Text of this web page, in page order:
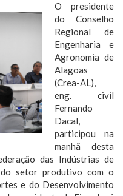
O presidente
do Conselho
Regional de
Engenharia e
Agronomia de
Alagoas
(Crea-AL),
eng. civil
Fernando
Dacal,
participou na
manhã desta
das Indústrias de
setor produtivo com o
e do Desenvolvimento